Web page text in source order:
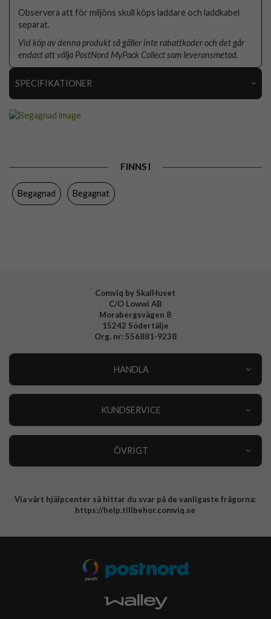
Observera att för miljöns skull köps laddare och laddkabel
separat.
Vid köp av denna produkt så gäller inte rabattkoder och det går
endast att välja PostNord MyPack Collect som leveransmetod.
SPECIFIKATIONER
FINNS I
Begagnad Begagnat
Comviq by SkalHuset
C/O Lowwi AB
Morabergsvägen 8
15242 Södertälje
Org. nr: 556881-9238
HANDLA
KUNDSERVICE
ÖVRIGT
Integritetspolicy
Via vårt hjälpcenter så hittar du svar på de vanligaste frågorna:
https://help.tillbehor.comviq.se